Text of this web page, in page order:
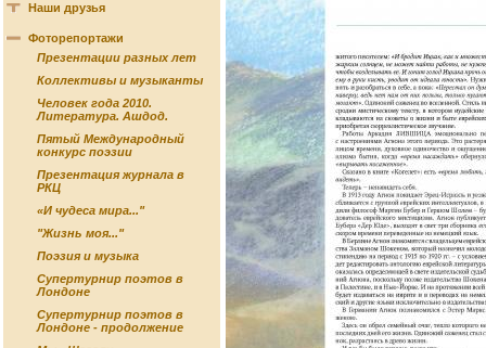
Наши друзья
Фоторепортажи
Презентации разных лет
Коллективы и музыканты
Человек года 2010.
Литература. Ашдод.
Пятый Международный
конкурс поэзии
Презентация журнала в
РКЦ
«И чудеса мира..."
"Жизнь моя..."
Поэзия и музыка
Супертурнир поэтов в
Лондоне
Супертурнир поэтов в
Лондоне - продолжение